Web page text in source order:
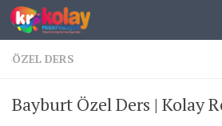
Skip to content
ÖZEL DERS
Bayburt Özel Ders | Kolay